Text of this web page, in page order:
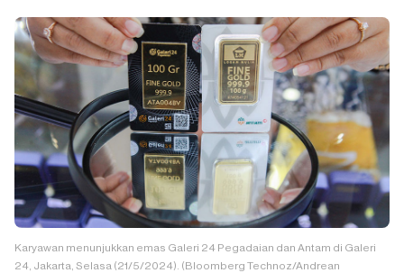
Karyawan menunjukkan emas Galeri 24 Pegadaian dan Antam di Galeri
24, Jakarta, Selasa (21/5/2024). (Bloomberg Technoz/Andrean